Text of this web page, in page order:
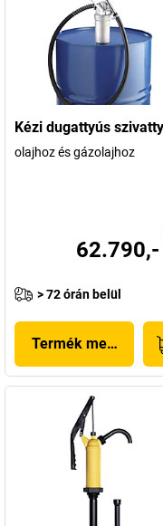
Kézi dugattyús
olajhoz és gázolajhoz
62.790,-
> 72 órán belül
Termék